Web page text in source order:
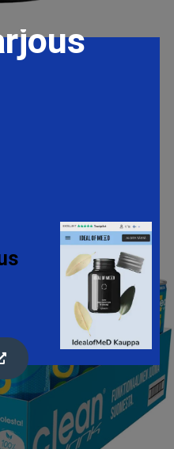
BUY, 1,14 KG